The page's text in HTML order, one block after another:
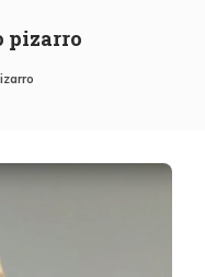
pizarro